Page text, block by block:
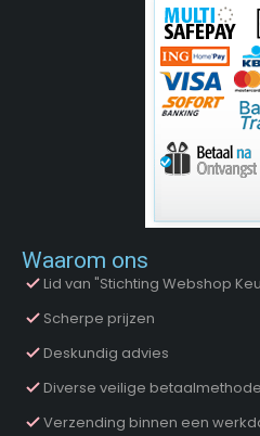
Waarom ons
Lid van "Stichting Webshop
Scherpe prijzen
Deskundig advies
Diverse veilige betaalmethode
Verzending binnen een